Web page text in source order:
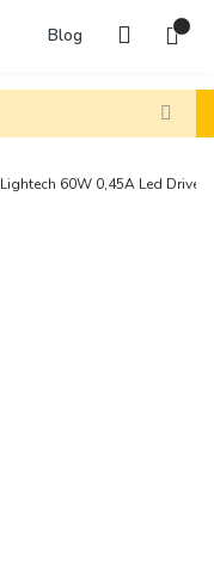
Blog
Lightech 60W 0,45A Led Driver